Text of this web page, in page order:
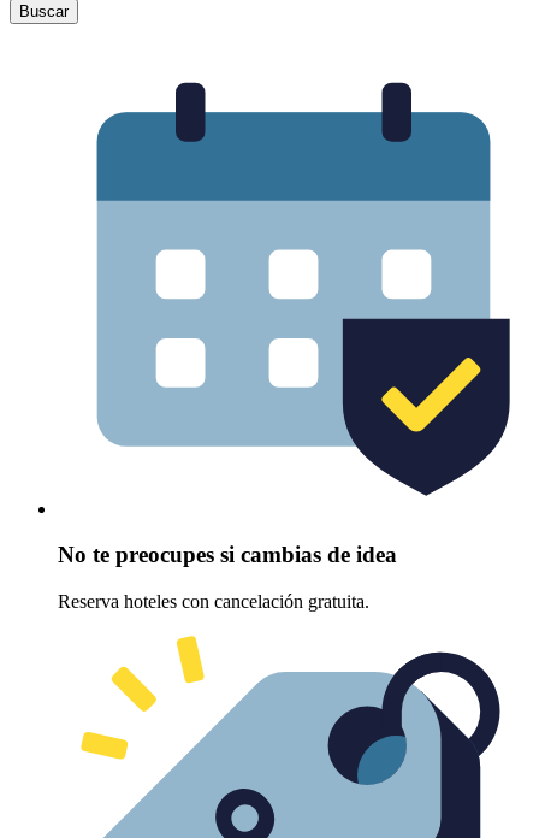
Buscar
No te preocupes si cambias de idea
Reserva hoteles con cancelación gratuita.